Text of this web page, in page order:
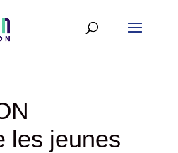
les jeunes